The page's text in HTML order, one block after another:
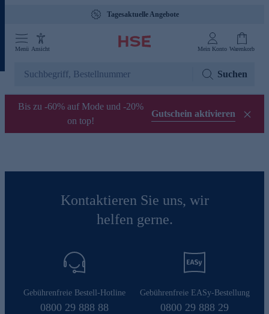
Tagesaktuelle Angebote
Menü Ansicht Mein Konto Warenkorb
Suchen
Bis zu -60% auf Mode und -20%
on top!
Gutschein aktivieren
Kontaktieren Sie uns, wir
helfen gerne.
Gebührenfreie Bestell-Hotline
0800 29 888 88
Gebührenfreie EASy-Bestellung
0800 29 888 29